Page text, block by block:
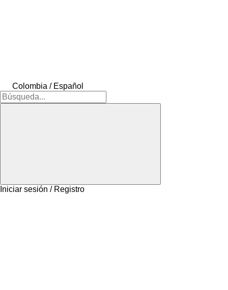
Colombia / Español
Iniciar sesión / Registro